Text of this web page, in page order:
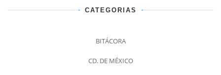
CATEGORIAS
BITÁCORA
CD. DE MÉXICO